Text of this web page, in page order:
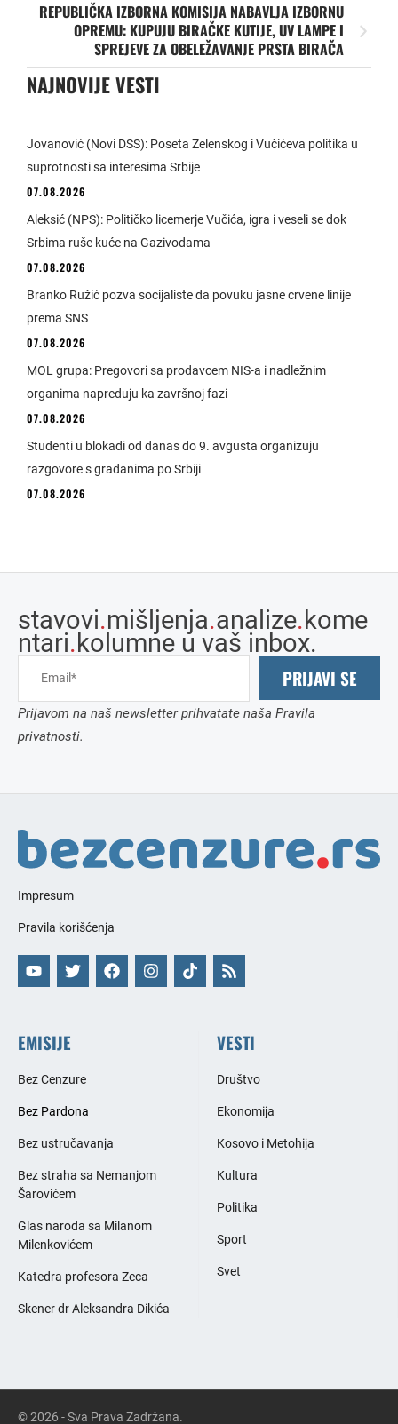
REPUBLIČKA IZBORNA KOMISIJA NABAVLJA IZBORNU
OPREMU: KUPUJU BIRAČKE KUTIJE, UV LAMPE I
SPREJEVE ZA OBELEŽAVANJE PRSTA BIRAČA
NAJNOVIJE VESTI
Jovanović (Novi DSS): Poseta Zelenskog i Vučićeva politika u
suprotnosti sa interesima Srbije
07.08.2026
Aleksić (NPS): Političko licemerje Vučića, igra i veseli se dok
Srbima ruše kuće na Gazivodama
07.08.2026
Branko Ružić pozva socijaliste da povuku jasne crvene linije
prema SNS
07.08.2026
MOL grupa: Pregovori sa prodavcem NIS-a i nadležnim
organima napreduju ka završnoj fazi
07.08.2026
Studenti u blokadi od danas do 9. avgusta organizuju
razgovore s građanima po Srbiji
07.08.2026
stavovi.mišljenja.analize.kome
ntari.kolumne u vaš inbox.
PRIJAVI SE
Prijavom na naš newsletter prihvatate naša Pravila
privatnosti.
Impresum
Pravila korišćenja
EMISIJE
Bez Cenzure
Bez Pardona
Bez ustručavanja
Bez straha sa Nemanjom
Šarovićem
Glas naroda sa Milanom
Milenkovićem
Katedra profesora Zeca
Skener dr Aleksandra Dikića
VESTI
Društvo
Ekonomija
Kosovo i Metohija
Kultura
Politika
Sport
Svet
© 2026 - Sva Prava Zadržana.